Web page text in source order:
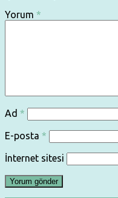
Yorum *
Ad *
E-posta *
İnternet sitesi